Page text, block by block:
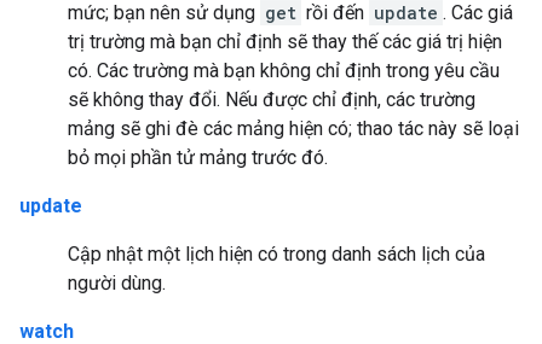
mức; bạn nên sử dụng get rồi đến update . Các giá
trị trường mà bạn chỉ định sẽ thay thế các giá trị hiện
có. Các trường mà bạn không chỉ định trong yêu cầu
sẽ không thay đổi. Nếu được chỉ định, các trường
mảng sẽ ghi đè các mảng hiện có; thao tác này sẽ loại
bỏ mọi phần tử mảng trước đó.
update
Cập nhật một lịch hiện có trong danh sách lịch của
người dùng.
watch